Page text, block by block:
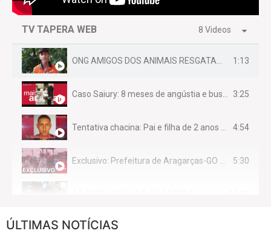
TV TAPERA WEB 8 Videos
ONG AMIGOS DOS ANIMAIS RESGATAM EMA FERIDA NA BR 070 1:13
Caso Saiury: 8 meses de angústia e busca por justiça 3:25
Tentativa chacina: Pai e filha de 2 anos assassinados em casa enquanto dormiam 4:54
Exclusivo: Prefeitura de Aragarças-GO sob suspeita de desviar maquinário público para uso privado. 5:30
CASO SAIURY - SEM CORTES
ÚLTIMAS NOTÍCIAS